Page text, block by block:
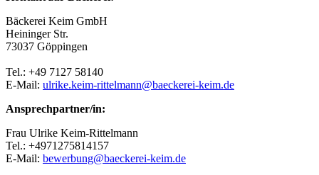
Bäckerei Keim GmbH
Heininger Str.
73037 Göppingen
Tel.: +49 7127 58140
E-Mail: ulrike.keim-rittelmann@baeckerei-keim.de
Ansprechpartner/in:
Frau Ulrike Keim-Rittelmann
Tel.: +4971275814157
E-Mail: bewerbung@baeckerei-keim.de